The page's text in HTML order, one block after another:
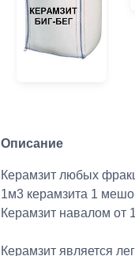
Описание
Керамзит любых
1м3 керамзита 1
Керамзит навалом от
Керамзит является